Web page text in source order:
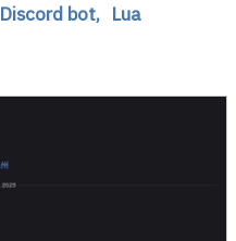
Discord bot, Lua